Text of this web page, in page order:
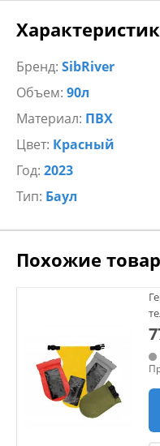
Бренд: SibRiver
Объем: 90л
Материал: ПВХ
Цвет: Красный
Год: 2023
Тип: Баул
Похожие